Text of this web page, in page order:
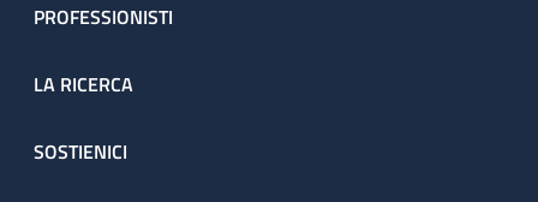
PROFESSIONISTI
LA RICERCA
SOSTIENICI